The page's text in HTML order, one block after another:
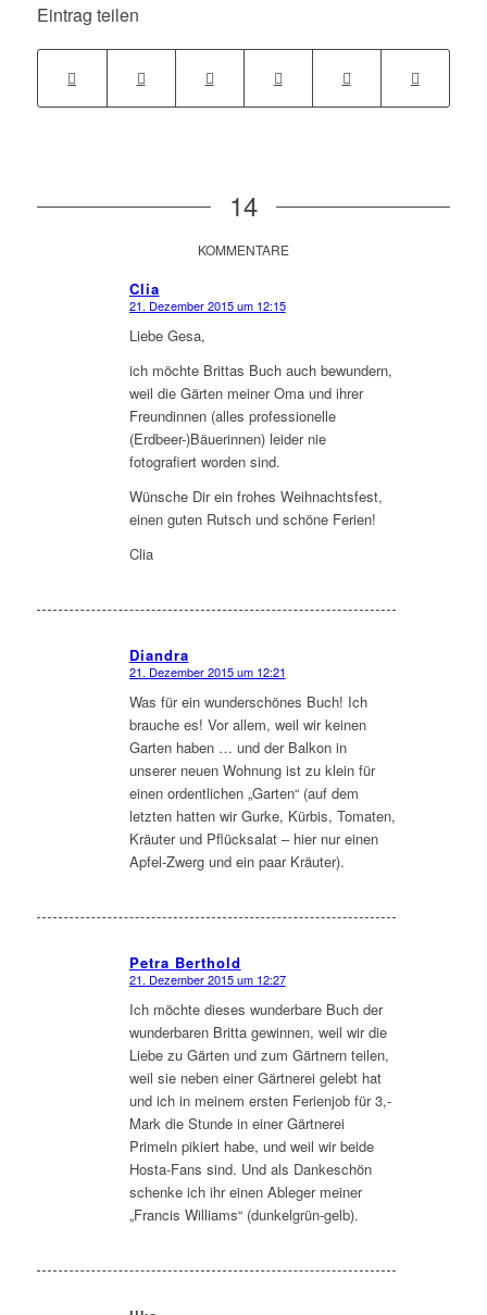
Eintrag teilen
14
KOMMENTARE
Clia
sagte:
21. Dezember 2015 um 12:15
Liebe Gesa,
ich möchte Brittas Buch auch bewundern,
weil die Gärten meiner Oma und ihrer
Freundinnen (alles professionelle
(Erdbeer-)Bäuerinnen) leider nie
fotografiert worden sind.
Wünsche Dir ein frohes Weihnachtsfest,
einen guten Rutsch und schöne Ferien!
Clia
Diandra
sagte:
21. Dezember 2015 um 12:21
Was für ein wunderschönes Buch! Ich
brauche es! Vor allem, weil wir keinen
Garten haben … und der Balkon in
unserer neuen Wohnung ist zu klein für
einen ordentlichen „Garten“ (auf dem
letzten hatten wir Gurke, Kürbis, Tomaten,
Kräuter und Pflücksalat – hier nur einen
Apfel-Zwerg und ein paar Kräuter).
Petra Berthold
sagte:
21. Dezember 2015 um 12:27
Ich möchte dieses wunderbare Buch der
wunderbaren Britta gewinnen, weil wir die
Liebe zu Gärten und zum Gärtnern teilen,
weil sie neben einer Gärtnerei gelebt hat
und ich in meinem ersten Ferienjob für 3,-
Mark die Stunde in einer Gärtnerei
Primeln pikiert habe, und weil wir beide
Hosta-Fans sind. Und als Dankeschön
schenke ich ihr einen Ableger meiner
„Francis Williams“ (dunkelgrün-gelb).